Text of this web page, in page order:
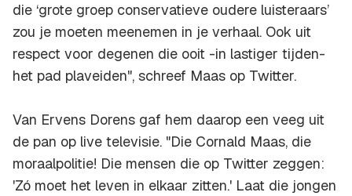
die ‘grote groep conservatieve oudere luisteraars’
zou je moeten meenemen in je verhaal. Ook uit
respect voor degenen die ooit -in lastiger tijden-
het pad plaveiden", schreef Maas op Twitter.
Van Ervens Dorens gaf hem daarop een veeg uit
de pan op live televisie. "Die Cornald Maas, die
moraalpolitie! Die mensen die op Twitter zeggen:
'Zó moet het leven in elkaar zitten.' Laat die jongen